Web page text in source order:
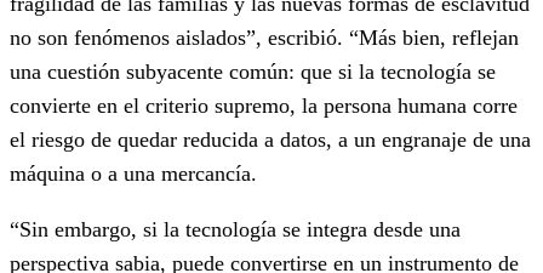
no son fenómenos aislados”, escribió. “Más bien, reflejan
una cuestión subyacente común: que si la tecnología se
convierte en el criterio supremo, la persona humana corre
el riesgo de quedar reducida a datos, a un engranaje de una
máquina o a una mercancía.
“Sin embargo, si la tecnología se integra desde una
perspectiva sabia, puede convertirse en un instrumento de